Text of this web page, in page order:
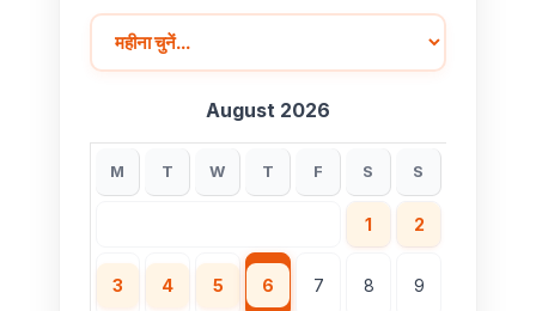
August 2026
M T W T F S S
1 2
3 4 5 6 7 8 9